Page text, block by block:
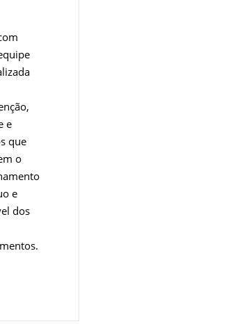
e
que
o
e
dos